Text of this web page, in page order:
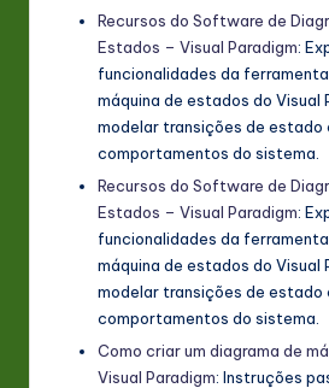
Recursos do Software de
Estados – Visual Paradigm:
funcionalidades da
máquina de estados do Visual
modelar transições de estado
comportamentos do sistema.
Recursos do Software de
Estados – Visual Paradigm:
funcionalidades da
máquina de estados do Visual
modelar transições de estado
comportamentos do sistema.
Como criar um diagrama de
Visual Paradigm: Instruções